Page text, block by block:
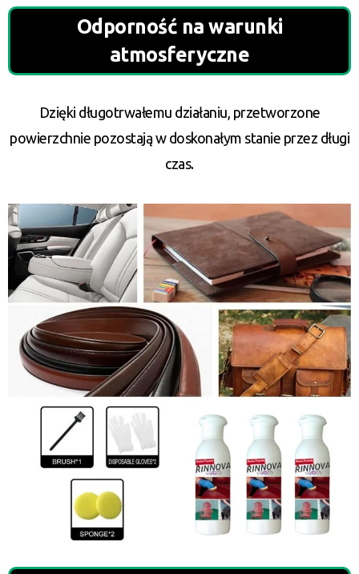
Odporność na warunki
atmosferyczne
Dzięki długotrwałemu działaniu, przetworzone
powierzchnie pozostają w doskonałym stanie przez długi
czas.